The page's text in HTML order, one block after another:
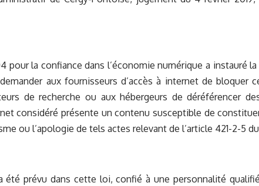
pour la confiance dans l’économie numérique a instauré
aux fournisseurs d’accès à internet de bloquer
de recherche ou aux hébergeurs de déréférencer
considéré présente un contenu susceptible de
ou l’apologie de tels actes relevant de l’article 421-2-5
été prévu dans cette loi, confié à une personnalité